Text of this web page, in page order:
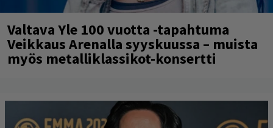
Valtava Yle 100 vuotta -tapahtuma
Veikkaus Arenalla syyskuussa – muista
myös metalliklassikot-konsertti